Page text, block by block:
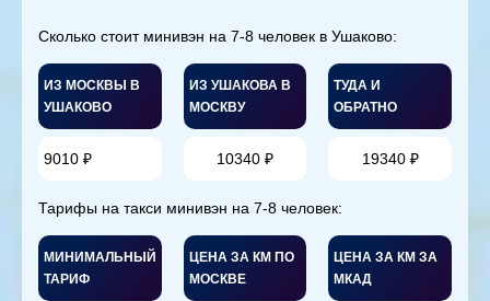
Сколько стоит минивэн на 7-8 человек в Ушаково:
ИЗ МОСКВЫ В
УШАКОВО
ИЗ УШАКОВА В
МОСКВУ
ТУДА И
ОБРАТНО
9010 ₽ 10340 ₽ 19340 ₽
Тарифы на такси минивэн на 7-8 человек:
МИНИМАЛЬНЫЙ
ТАРИФ
ЦЕНА ЗА КМ ПО
МОСКВЕ
ЦЕНА ЗА КМ ЗА
МКАД